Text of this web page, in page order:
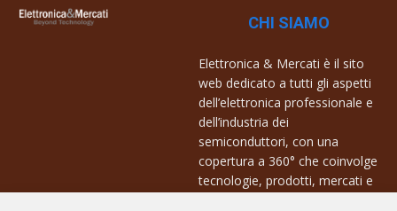
CHI SIAMO
Elettronica & Mercati è il sito
web dedicato a tutti gli aspetti
dell’elettronica professionale e
dell’industria dei
semiconduttori, con una
copertura a 360° che coinvolge
tecnologie, prodotti, mercati e